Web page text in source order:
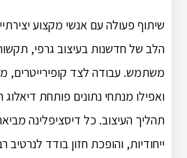
שיתוף פעולה עם אנשי מקצוע
הלב של חדשנות בעיצוב גרפי,
משתמש. עבודה לצד קופירייטרים,
ואפילו מנתחי נתונים פותחת
תהליך העיצוב. כל דיסציפלינה
ייחודיות, והופכת חזון בודד